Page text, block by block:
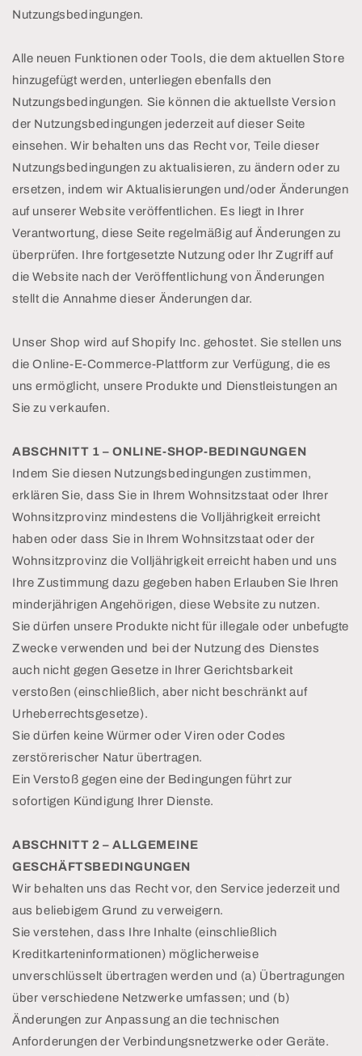
Nutzungsbedingungen.
Alle neuen Funktionen oder Tools, die dem aktuellen Store
hinzugefügt werden, unterliegen ebenfalls den
Nutzungsbedingungen. Sie können die aktuellste Version
der Nutzungsbedingungen jederzeit auf dieser Seite
einsehen. Wir behalten uns das Recht vor, Teile dieser
Nutzungsbedingungen zu aktualisieren, zu ändern oder zu
ersetzen, indem wir Aktualisierungen und/oder Änderungen
auf unserer Website veröffentlichen. Es liegt in Ihrer
Verantwortung, diese Seite regelmäßig auf Änderungen zu
überprüfen. Ihre fortgesetzte Nutzung oder Ihr Zugriff auf
die Website nach der Veröffentlichung von Änderungen
stellt die Annahme dieser Änderungen dar.
Unser Shop wird auf Shopify Inc. gehostet. Sie stellen uns
die Online-E-Commerce-Plattform zur Verfügung, die es
uns ermöglicht, unsere Produkte und Dienstleistungen an
Sie zu verkaufen.
ABSCHNITT 1 – ONLINE-SHOP-BEDINGUNGEN
Indem Sie diesen Nutzungsbedingungen zustimmen,
erklären Sie, dass Sie in Ihrem Wohnsitzstaat oder Ihrer
Wohnsitzprovinz mindestens die Volljährigkeit erreicht
haben oder dass Sie in Ihrem Wohnsitzstaat oder der
Wohnsitzprovinz die Volljährigkeit erreicht haben und uns
Ihre Zustimmung dazu gegeben haben Erlauben Sie Ihren
minderjährigen Angehörigen, diese Website zu nutzen.
Sie dürfen unsere Produkte nicht für illegale oder unbefugte
Zwecke verwenden und bei der Nutzung des Dienstes
auch nicht gegen Gesetze in Ihrer Gerichtsbarkeit
verstoßen (einschließlich, aber nicht beschränkt auf
Urheberrechtsgesetze).
Sie dürfen keine Würmer oder Viren oder Codes
zerstörerischer Natur übertragen.
Ein Verstoß gegen eine der Bedingungen führt zur
sofortigen Kündigung Ihrer Dienste.
ABSCHNITT 2 – ALLGEMEINE
GESCHÄFTSBEDINGUNGEN
Wir behalten uns das Recht vor, den Service jederzeit und
aus beliebigem Grund zu verweigern.
Sie verstehen, dass Ihre Inhalte (einschließlich
Kreditkarteninformationen) möglicherweise
unverschlüsselt übertragen werden und (a) Übertragungen
über verschiedene Netzwerke umfassen; und (b)
Änderungen zur Anpassung an die technischen
Anforderungen der Verbindungsnetzwerke oder Geräte.